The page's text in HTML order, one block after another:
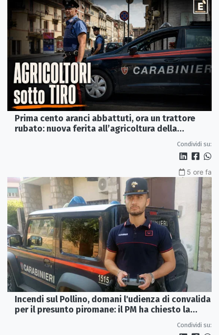
Prima cento aranci abbattuti, ora un trattore
rubato: nuova ferita all’agricoltura della
Condividi su:
5 ore fa
Incendi sul Pollino, domani l'udienza di convalida
per il presunto piromane: il PM ha chiesto la
Condividi su: